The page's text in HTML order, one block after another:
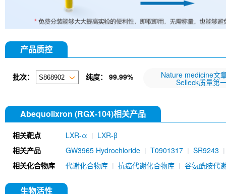
产品质控
批次： 纯度： 99.99% Nature medicine文
Selleck质量第
Abequolixron (RGX-104)相关产品
相关靶点 LXR-α
LXR-β
相关产品
GW3965 Hydrochloride T0901317
SR9243
相关化合物库
代谢化合物库 抗癌代谢化合物库 谷氨酰胺代
生物活性